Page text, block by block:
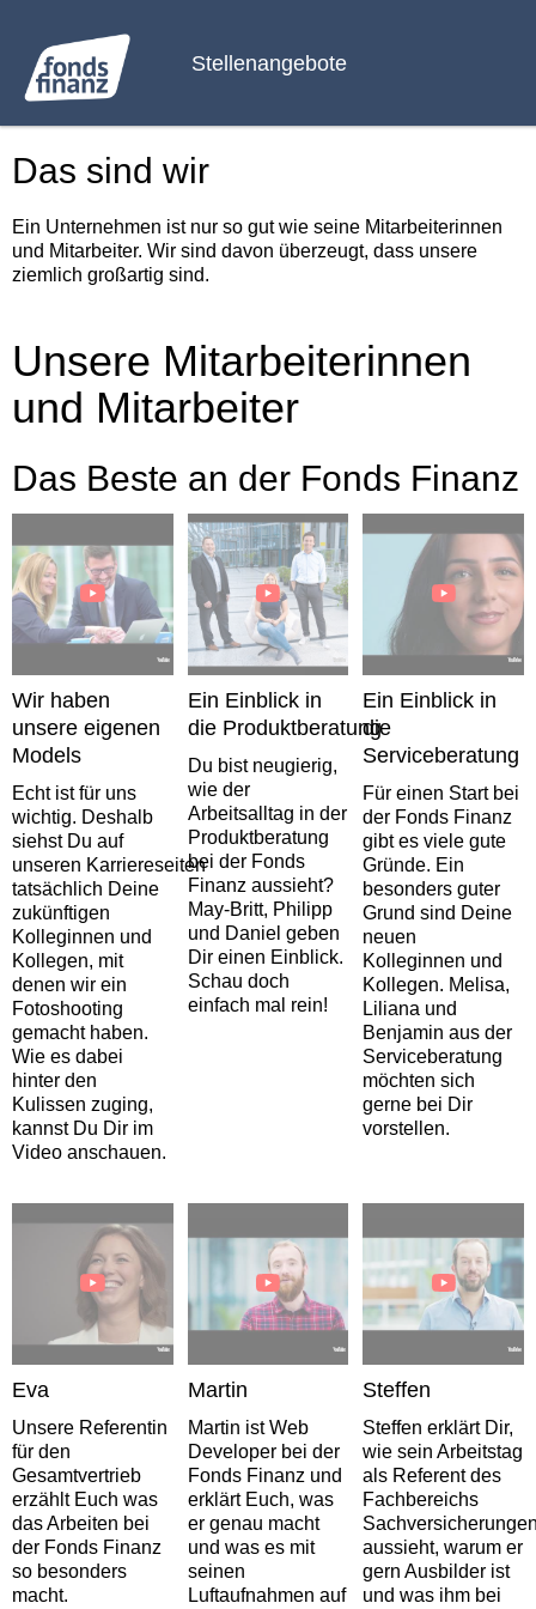
Stellenangebote
Das sind wir
Ein Unternehmen ist nur so gut wie seine Mitarbeiterinnen
und Mitarbeiter. Wir sind davon überzeugt, dass unsere
ziemlich großartig sind.
Unsere Mitarbeiterinnen
und Mitarbeiter
Das Beste an der Fonds Finanz
Wir haben
unsere eigenen
Models
Echt ist für uns
wichtig. Deshalb
siehst Du auf
unseren Karriereseiten
tatsächlich Deine
zukünftigen
Kolleginnen und
Kollegen, mit
denen wir ein
Fotoshooting
gemacht haben.
Wie es dabei
hinter den
Kulissen zuging,
kannst Du Dir im
Video anschauen.
Ein Einblick in
die Produktberatung
Du bist neugierig,
wie der
Arbeitsalltag in der
Produktberatung
bei der Fonds
Finanz aussieht?
May-Britt, Philipp
und Daniel geben
Dir einen Einblick.
Schau doch
einfach mal rein!
Ein Einblick in
die
Serviceberatung
Für einen Start bei
der Fonds Finanz
gibt es viele gute
Gründe. Ein
besonders guter
Grund sind Deine
neuen
Kolleginnen und
Kollegen. Melisa,
Liliana und
Benjamin aus der
Serviceberatung
möchten sich
gerne bei Dir
vorstellen.
Eva
Unsere Referentin
für den
Gesamtvertrieb
erzählt Euch was
das Arbeiten bei
der Fonds Finanz
so besonders
macht.
Martin
Martin ist Web
Developer bei der
Fonds Finanz und
erklärt Euch, was
er genau macht
und was es mit
seinen
Luftaufnahmen auf
Steffen
Steffen erklärt Dir,
wie sein Arbeitstag
als Referent des
Fachbereichs
aussieht, warum er
gern Ausbilder ist
und was ihm bei